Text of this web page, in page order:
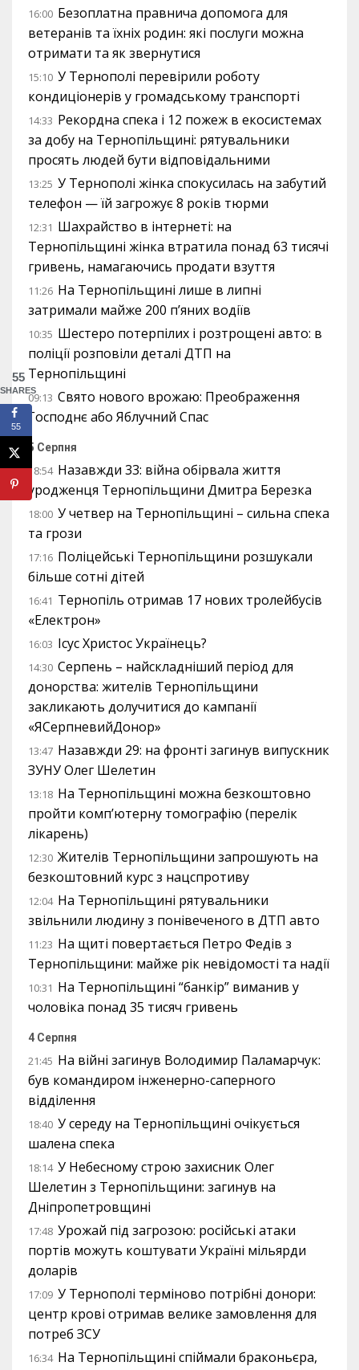
16:00 Безоплатна правнича допомога для
ветеранів та їхніх родин: які послуги можна
отримати та як звернутися
15:10 У Тернополі перевірили роботу
кондиціонерів у громадському транспорті
14:33 Рекордна спека і 12 пожеж в екосистемах
за добу на Тернопільщині: рятувальники
просять людей бути відповідальними
13:25 У Тернополі жінка спокусилась на забутий
телефон — їй загрожує 8 років тюрми
12:31 Шахрайство в інтернеті: на
Тернопільщині жінка втратила понад 63 тисячі
гривень, намагаючись продати взуття
11:26 На Тернопільщині лише в липні
затримали майже 200 п’яних водіїв
10:35 Шестеро потерпілих і розтрощені авто: в
поліції розповіли деталі ДТП на
Тернопільщині
09:13 Свято нового врожаю: Преображення
Господнє або Яблучний Спас
5 Серпня
18:54 Назавжди 33: війна обірвала життя
уродженця Тернопільщини Дмитра Березка
18:00 У четвер на Тернопільщині – сильна спека
та грози
17:16 Поліцейські Тернопільщини розшукали
більше сотні дітей
16:41 Тернопіль отримав 17 нових тролейбусів
«Електрон»
16:03 Ісус Христос Українець?
14:30 Серпень – найскладніший період для
донорства: жителів Тернопільщини
закликають долучитися до кампанії
«ЯСерпневийДонор»
13:47 Назавжди 29: на фронті загинув випускник
ЗУНУ Олег Шелетин
13:18 На Тернопільщині можна безкоштовно
пройти комп’ютерну томографію (перелік
лікарень)
12:30 Жителів Тернопільщини запрошують на
безкоштовний курс з нацспротиву
12:04 На Тернопільщині рятувальники
звільнили людину з понівеченого в ДТП авто
11:23 На щиті повертається Петро Федів з
Тернопільщини: майже рік невідомості та надії
10:31 На Тернопільщині “банкір” виманив у
чоловіка понад 35 тисяч гривень
4 Серпня
21:45 На війні загинув Володимир Паламарчук:
був командиром інженерно-саперного
відділення
18:40 У середу на Тернопільщині очікується
шалена спека
18:14 У Небесному строю захисник Олег
Шелетин з Тернопільщини: загинув на
Дніпропетровщині
17:48 Урожай під загрозою: російські атаки
портів можуть коштувати Україні мільярди
доларів
17:09 У Тернополі терміново потрібні донори:
центр крові отримав велике замовлення для
потреб ЗСУ
16:34 На Тернопільщині спіймали браконьєра,
55
SHARES
55